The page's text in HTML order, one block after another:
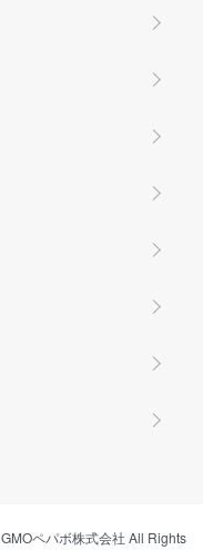
GMOペパボ株式会社 All Rights